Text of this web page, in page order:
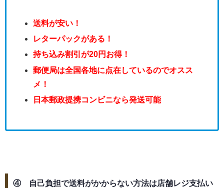
送料が安い！
レターパックがある！
持ち込み割引が20円お得！
郵便局は全国各地に点在しているのでオスス
メ！
日本郵政提携コンビニなら発送可能
④ 自己負担で送料がかからない方法は店舗レジ支払い